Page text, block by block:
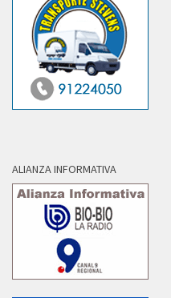
ALIANZA INFORMATIVA